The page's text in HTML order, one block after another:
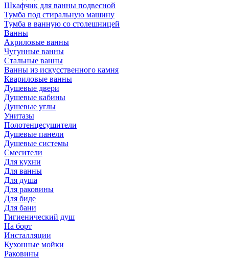
Шкафчик для ванны подвесной
Тумба под стиральную машину
Тумба в ванную со столешницей
Ванны
Акриловые ванны
Чугунные ванны
Стальные ванны
Ванны из искусственного камня
Квариловые ванны
Душевые двери
Душевые кабины
Душевые углы
Унитазы
Полотенцесушители
Душевые панели
Душевые системы
Смесители
Для кухни
Для ванны
Для душа
Для раковины
Для биде
Для бани
Гигиенический душ
На борт
Инсталляции
Кухонные мойки
Раковины